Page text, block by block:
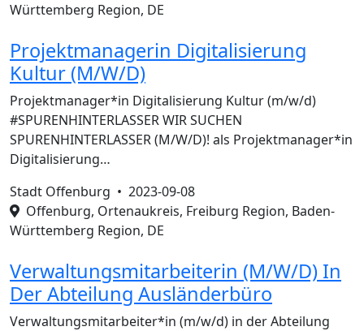
Württemberg Region, DE
Projektmanagerin Digitalisierung
Kultur (M/W/D)
Projektmanager*in Digitalisierung Kultur (m/w/d)
#SPURENHINTERLASSER WIR SUCHEN
SPURENHINTERLASSER (M/W/D)! als Projektmanager*in
Digitalisierung…
Stadt Offenburg • 2023-09-08
Offenburg, Ortenaukreis, Freiburg Region, Baden-
Württemberg Region, DE
Verwaltungsmitarbeiterin (M/W/D) In
Der Abteilung Ausländerbüro
Verwaltungsmitarbeiter*in (m/w/d) in der Abteilung